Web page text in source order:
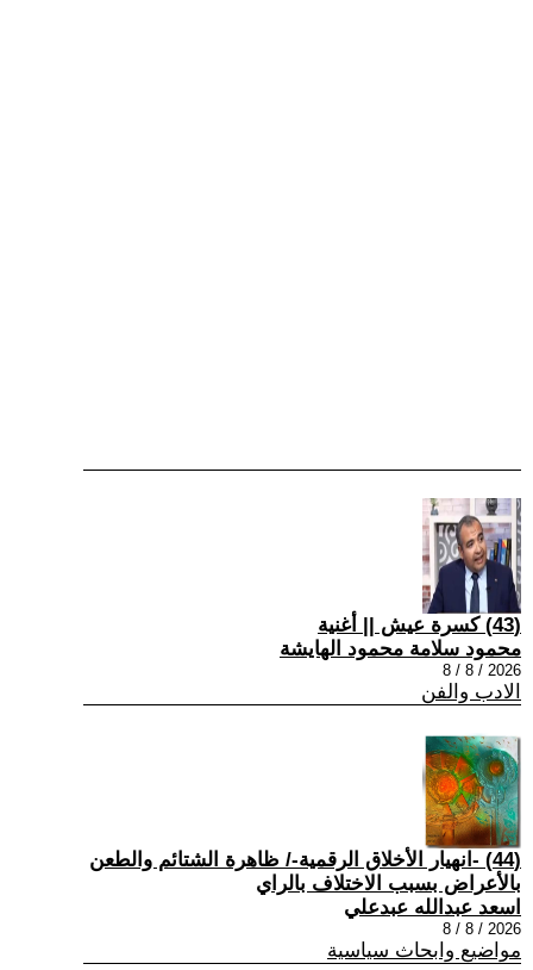
(43) كسرة عيش || أغنية
محمود سلامة محمود الهايشة
2026 / 8 / 8
الادب والفن
(44) -انهيار الأخلاق الرقمية-/ ظاهرة الشتائم والطعن
بالأعراض بسبب الاختلاف بالراي
اسعد عبدالله عبدعلي
2026 / 8 / 8
مواضيع وابحاث سياسية